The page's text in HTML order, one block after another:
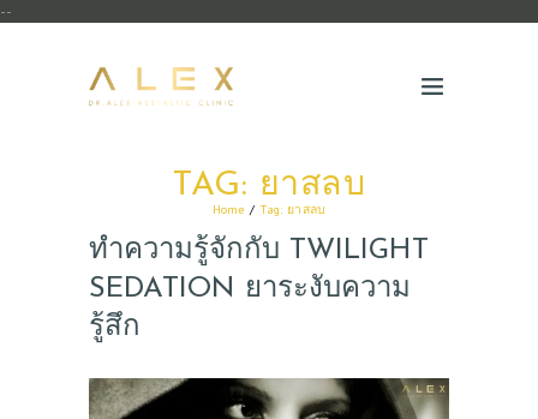
--
TAG: ยาสลบ
Home Tag: ยาสลบ
ทำความรู้จักกับ TWILIGHT
SEDATION ยาระงับความ
รู้สึก